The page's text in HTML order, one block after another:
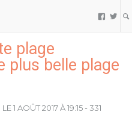
 
plage
plus belle plage
LE 1 AOÛT 2017 À 19:15 - 331